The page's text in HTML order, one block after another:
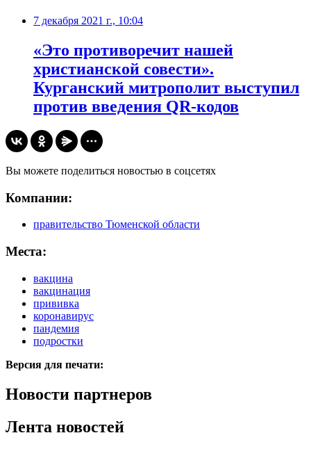
7 декабря 2021 г., 10:04
«Это противоречит нашей
христианской совести».
Курганский митрополит выступил
против введения QR-кодов
Вы можете поделиться новостью в соцсетях
Компании:
правительство Тюменской области
Места:
вакцина
вакцинация
прививка
коронавирус
пандемия
подростки
Версия для печати:
Новости партнеров
Лента новостей